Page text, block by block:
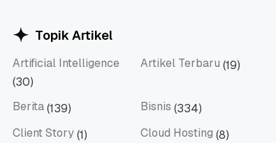
Topik Artikel
Artificial Intelligence
Artificial Intelligence
(30)
Artikel Terbaru (19)
Berita(139) Bisnis (334)
Client Story(1) Cloud Hosting (8)